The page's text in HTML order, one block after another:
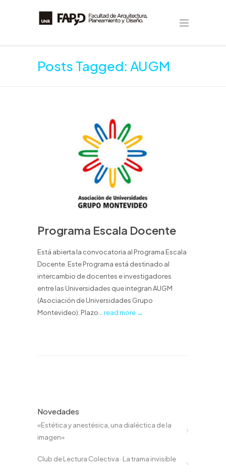
Posts Tagged: AUGM
Programa Escala Docente
Está abierta la convocatoria al Programa Escala
Docente. Este Programa está destinado al
intercambio de docentes e investigadores
entre las Universidades que integran AUGM
(Asociación de Universidades Grupo
Montevideo). Plazo... read more →
Novedades
«Estética y anestésica, una dialéctica de la
imagen»
Club de Lectura Colectiva · La trama invisible